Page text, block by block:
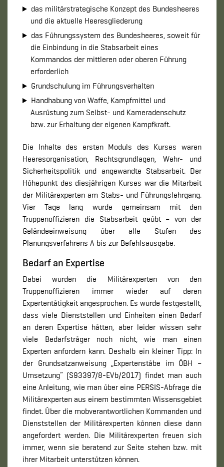
das militärstrategische Konzept des Bundesheeres
und die aktuelle Heeresgliederung
das Führungssystem des Bundesheeres, soweit für
die Einbindung in die Stabsarbeit eines
Kommandos der mittleren oder oberen Führung
erforderlich
Grundschulung im Führungsverhalten
Handhabung von Waffe, Kampfmittel und
Ausrüstung zum Selbst- und Kameradenschutz
bzw. zur Erhaltung der eigenen Kampfkraft.
Die Inhalte des ersten Moduls des Kurses waren
Heeresorganisation, Rechtsgrundlagen, Wehr- und
Sicherheitspolitik und angewandte Stabsarbeit. Der
Höhepunkt des diesjährigen Kurses war die Mitarbeit
der Militärexperten am Stabs- und Führungslehrgang.
Vier Tage lang wurde gemeinsam mit den
Truppenoffizieren die Stabsarbeit geübt – von der
Geländeeinweisung über alle Stufen des
Planungsverfahrens A bis zur Befehlsausgabe.
Bedarf an Expertise
Dabei wurden die Militärexperten von den
Truppenoffizieren immer wieder auf deren
Expertentätigkeit angesprochen. Es wurde festgestellt,
dass viele Dienststellen und Einheiten einen Bedarf
an deren Expertise hätten, aber leider wissen sehr
viele Bedarfsträger noch nicht, wie man einen
Experten anfordern kann. Deshalb ein kleiner Tipp: In
der Grundsatzanweisung „Expertenstäbe im ÖBH –
Umsetzung“ (S93397/8-EVb/2017) findet man auch
eine Anleitung, wie man über eine PERSIS-Abfrage die
Militärexperten aus einem bestimmten Wissensgebiet
findet. Über die mobverantwortlichen Kommanden und
Dienststellen der Militärexperten können diese dann
angefordert werden. Die Militärexperten freuen sich
immer, wenn sie beratend zur Seite stehen bzw. mit
ihrer Mitarbeit unterstützen können.